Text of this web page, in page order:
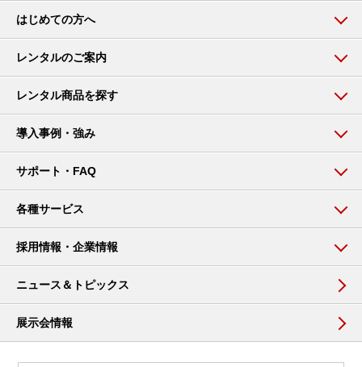
はじめての方へ
レンタルのご案内
レンタル商品を探す
導入事例・強み
サポート・FAQ
各種サービス
採用情報・企業情報
ニュース＆トピックス
展示会情報